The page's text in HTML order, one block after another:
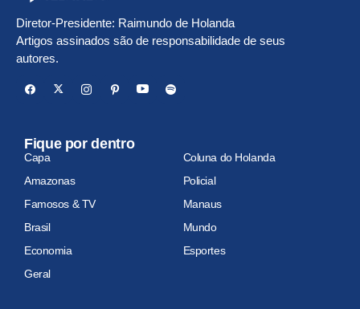
Diretor-Presidente: Raimundo de Holanda
Artigos assinados são de responsabilidade de seus
autores.
Fique por dentro
Capa
Coluna do Holanda
Amazonas
Policial
Famosos & TV
Manaus
Brasil
Mundo
Economia
Esportes
Geral